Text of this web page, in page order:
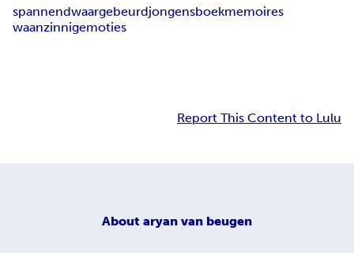
spannendwaargebeurdjongensboekmemoires
waanzinnigemoties
Report This Content to Lulu
About aryan van beugen